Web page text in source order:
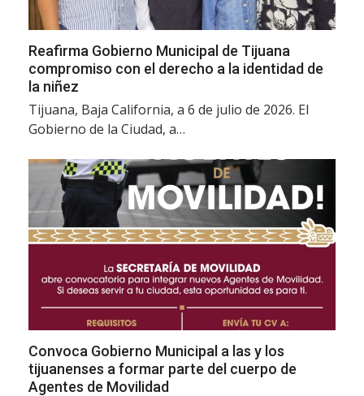
Reafirma Gobierno Municipal de Tijuana
compromiso con el derecho a la identidad de
la niñez
Tijuana, Baja California, a 6 de julio de 2026. El
Gobierno de la Ciudad, a…
Convoca Gobierno Municipal a las y los
tijuanenses a formar parte del cuerpo de
Agentes de Movilidad